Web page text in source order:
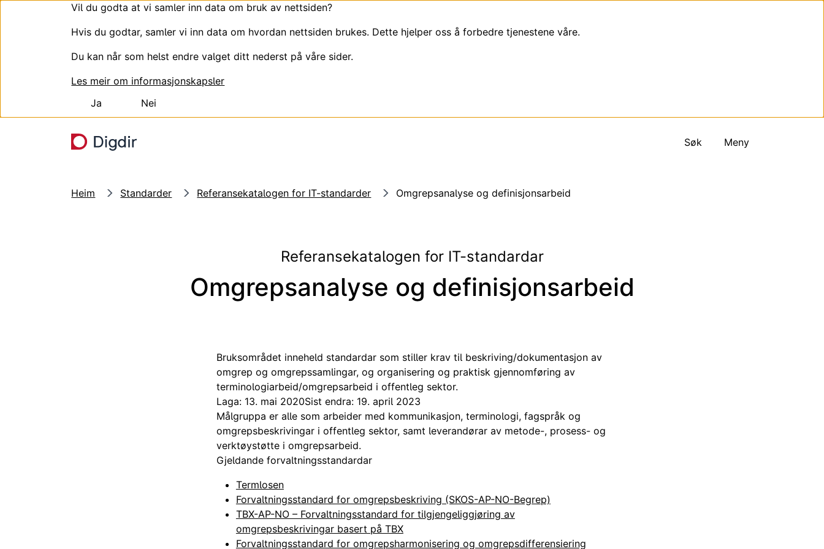
Vil du godta at vi samler inn data om bruk av nettsiden?
Hvis du godtar, samler vi inn data om hvordan nettsiden brukes. Dette hjelper oss å forbedre tjenestene våre.
Du kan når som helst endre valget ditt nederst på våre sider.
Les meir om informasjonskapsler
Ja
Nei
Søk
Meny
Heim Standarder Referansekatalogen for IT-standarder Omgrepsanalyse og definisjonsarbeid
Referansekatalogen for IT-standardar
Omgrepsanalyse og definisjonsarbeid
Bruksområdet inneheld standardar som stiller krav til beskriving/dokumentasjon av
omgrep og omgrepssamlingar, og organisering og praktisk gjennomføring av
terminologiarbeid/omgrepsarbeid i offentleg sektor.
Laga: 13. mai 2020Sist endra: 19. april 2023
Målgruppa er alle som arbeider med kommunikasjon, terminologi, fagspråk og
omgrepsbeskrivingar i offentleg sektor, samt leverandørar av metode-, prosess- og
verktøystøtte i omgrepsarbeid.
Gjeldande forvaltningsstandardar
Termlosen
Forvaltningsstandard for omgrepsbeskriving (SKOS-AP-NO-Begrep)
TBX-AP-NO – Forvaltningsstandard for tilgjengeliggjøring av
omgrepsbeskrivingar basert på TBX
Forvaltningsstandard for omgrepsharmonisering og omgrepsdifferensiering